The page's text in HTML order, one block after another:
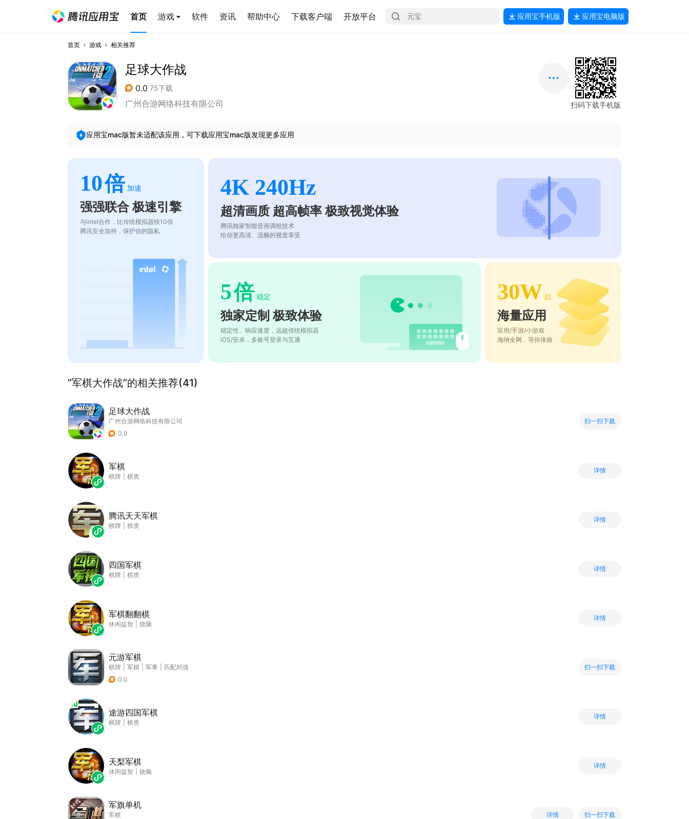
首页 游戏 软件 资讯 帮助中心 下载客户端 开放平台 应用宝手机版 应用宝电脑版
首页 游戏 相关推荐
足球大作战
0.0 75下载
广州合游网络科技有限公司 扫码下载手机版
应用宝mac版暂未适配该应用，可下载应用宝mac版发现更多应用
10倍 加速
强强联合 极速引擎
与intel合作，比传统模拟器快10倍
腾讯安全加持，保护你的隐私
4K 240Hz
超清画质 超高帧率 极致视觉体验
腾讯独家智能音画调校技术
给你更高清、流畅的视觉享受
5倍 稳定
独家定制 极致体验
稳定性、响应速度，远超传统模拟器
iOS/安卓，多账号登录与互通
30W 款
海量应用
应用/手游/小游戏
海纳全网，等你体验
“军棋大作战”的相关推荐(41)
足球大作战
广州合游网络科技有限公司
0.0
扫一扫下载
军棋
棋牌 棋类
详情
腾讯天天军棋
棋牌 棋类
详情
四国军棋
棋牌 棋类
详情
军棋翻翻棋
休闲益智 烧脑
详情
元游军棋
棋牌 军棋 军事
匹配对战
0.0
扫一扫下载
途游四国军棋
棋牌 棋类
详情
天梨军棋
休闲益智 烧脑
详情
军旗单机
军棋
详情 扫一扫下载